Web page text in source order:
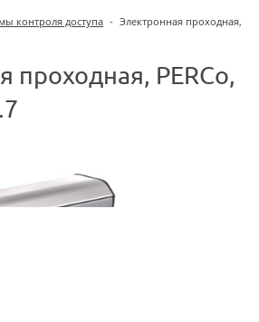
контроля доступа - Электронная проходная,
проходная, PERCo,